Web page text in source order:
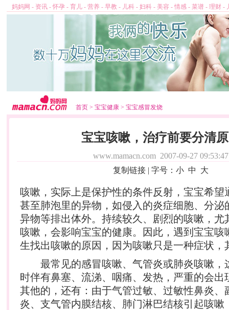
妈妈网 - 资讯 - 怀孕 - 育儿 - 营养 - 早教 - 儿科 - 妇科 - 美容 - 情感 - 菜谱 - 理财 -
首页 > 宝宝健康 > 宝宝感冒发烧
宝宝咳嗽，治疗前要分清
www.mamacn.com 2007-09-27 09:53:47
复制链接 | 字号： 小 中 大
咳嗽，实际上是保护性的条件反射，宝宝希望
甚至肺泡里的异物，如侵入的炎症细胞、分泌
异物等排出体外。持续较久、剧烈的咳嗽，尤
咳嗽，会影响宝宝的健康。因此，遇到宝宝咳
生找出咳嗽的原因，因为咳嗽只是一种症状，
最常见的感冒咳嗽、气管炎或肺炎咳嗽，
时伴有鼻塞、流涕、咽痛、发热，严重的会出
其他的，还有：由于气管过敏、过敏性鼻炎、
炎、支气管内膜结核、肺门淋巴结核引起咳嗽